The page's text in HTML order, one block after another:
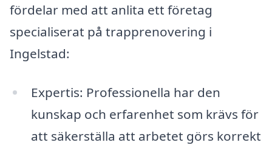
fördelar med att anlita ett företag
specialiserat på trapprenovering i
Ingelstad:
Expertis: Professionella har den
kunskap och erfarenhet som krävs för
att säkerställa att arbetet görs korrekt